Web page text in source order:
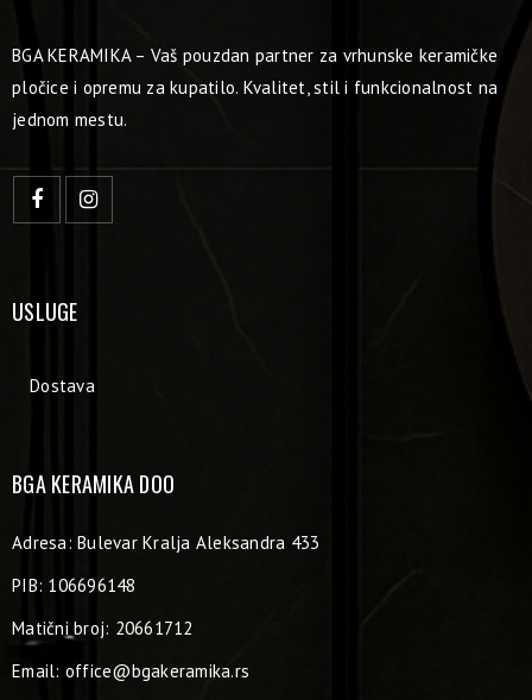
BGA KERAMIKA – Vaš pouzdan partner za vrhunske keramičke
pločice i opremu za kupatilo. Kvalitet, stil i funkcionalnost na
jednom mestu.
USLUGE
Dostava
BGA KERAMIKA DOO
Adresa: Bulevar Kralja Aleksandra 433
PIB: 106696148
Matični broj: 20661712
Email: office@bgakeramika.rs